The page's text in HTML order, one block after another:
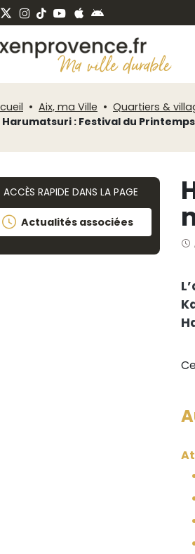
Aix, ma Ville Quartiers &
Harumatsuri : Festival du
ACCÈS RAPIDE DANS LA PAGE
Actualités associées
des cookies